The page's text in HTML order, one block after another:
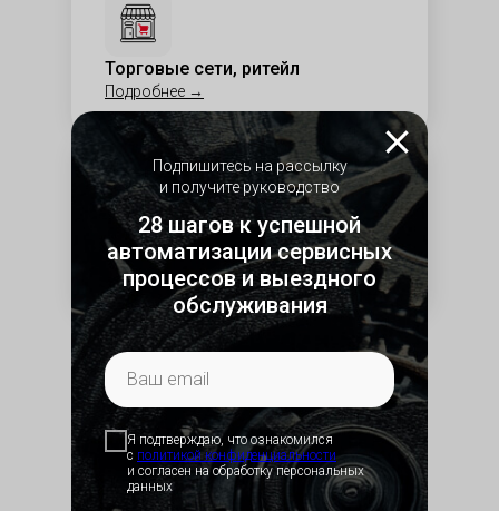
Торговые сети, ритейл
Подробнее →
ЖКХ
Подробнее →
28 шагов к успешной
автоматизации сервисных
процессов и выездного
обслуживания
Подпишитесь на рассылку
и получите руководство
Я подтверждаю, что ознакомился
с политикой конфиденциальности
и согласен на обработку персональных
данных